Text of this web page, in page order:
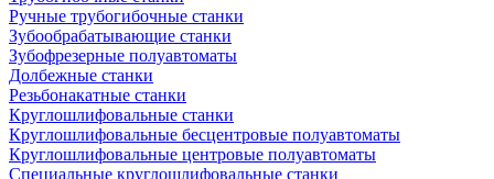
Ручные трубогибочные станки
Зубообрабатывающие станки
Зубофрезерные полуавтоматы
Долбежные станки
Резьбонакатные станки
Круглошлифовальные станки
Круглошлифовальные бесцентровые полуавтоматы
Круглошлифовальные центровые полуавтоматы
Специальные круглошлифовальные станки